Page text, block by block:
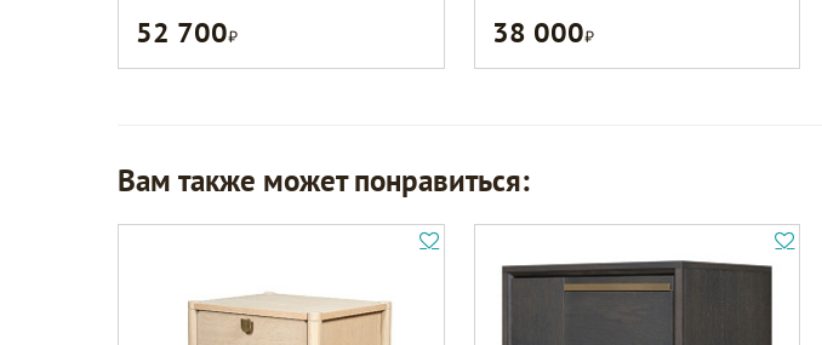
52 700Р 38 000Р
Вам также может понравиться: